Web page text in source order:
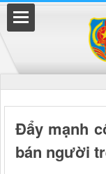
Đẩy mạnh
bán người
Đã kết nối EMC